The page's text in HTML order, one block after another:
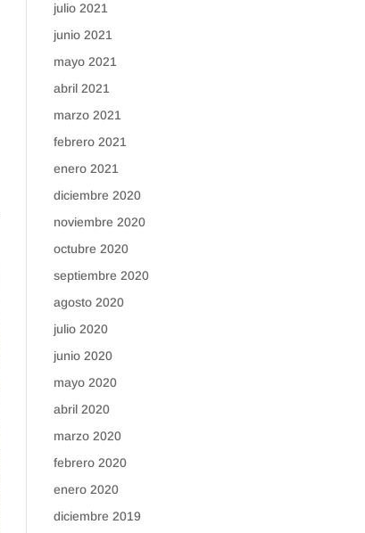
julio 2021
junio 2021
mayo 2021
abril 2021
marzo 2021
febrero 2021
enero 2021
diciembre 2020
noviembre 2020
octubre 2020
septiembre 2020
agosto 2020
julio 2020
junio 2020
mayo 2020
abril 2020
marzo 2020
febrero 2020
enero 2020
diciembre 2019